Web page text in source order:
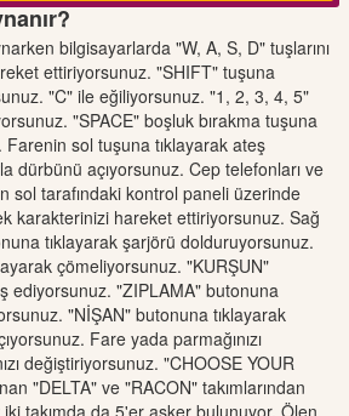
bilgisayarlarda "W, A, S, D" tuşlarını
ettiriyorsunuz. "SHIFT" tuşuna
"C" ile eğiliyorsunuz. "1, 2, 3, 4, 5"
"SPACE" boşluk bırakma tuşuna
Farenin sol tuşuna tıklayarak ateş
dürbünü açıyorsunuz. Cep telefonları ve
sol tarafındaki kontrol paneli üzerinde
karakterinizi hareket ettiriyorsunuz. Sağ
tıklayarak şarjörü dolduruyorsunuz.
çömeliyorsunuz. "KURŞUN"
ediyorsunuz. "ZIPLAMA" butonuna
"NİŞAN" butonuna tıklayarak
Fare yada parmağınızı
değiştiriyorsunuz. "CHOOSE YOUR
"DELTA" ve "RACON" takımlarından
takımda da 5'er asker bulunuyor. Ölen